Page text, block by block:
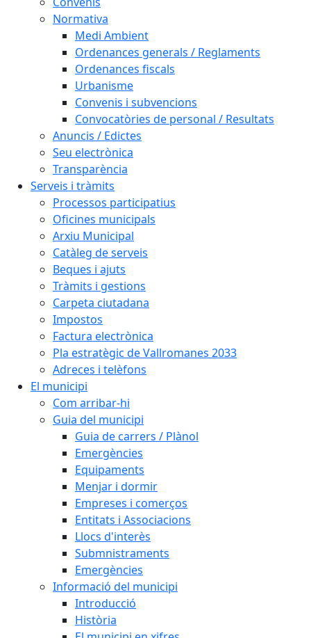
Normativa
Medi Ambient
Ordenances generals / Reglaments
Ordenances fiscals
Urbanisme
Convenis i subvencions
Convocatòries de personal / Resultats
Anuncis / Edictes
Seu electrònica
Transparència
Serveis i tràmits
Processos participatius
Oficines municipals
Arxiu Municipal
Catàleg de serveis
Beques i ajuts
Tràmits i gestions
Carpeta ciutadana
Impostos
Factura electrònica
Pla estratègic de Vallromanes 2033
Adreces i telèfons
El municipi
Com arribar-hi
Guia del municipi
Guia de carrers / Plànol
Emergències
Equipaments
Menjar i dormir
Empreses i comerços
Entitats i Associacions
Llocs d'interès
Submnistraments
Emergències
Informació del municipi
Introducció
Història